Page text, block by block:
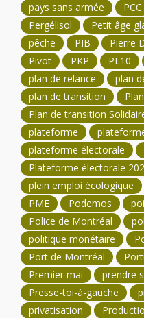
pays sans armée
PCC
Pergélisol
Petit âge
pêche
PIB Pierre
Pivot
PKP PL10
plan de relance
plan
plan de transition
Plan de transition
plateforme
plateforme électorale
Plateforme électorale
plein emploi écologique
PME
Podemos
Police de Montréal
politique monétaire
Port de Montréal
Premier mai
prendre
Presse-toi-à-gauche
privatisation